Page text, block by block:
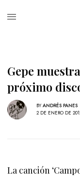
Gepe
próximo
BY ANDRÉS PANES
2 DE ENERO DE
La canción